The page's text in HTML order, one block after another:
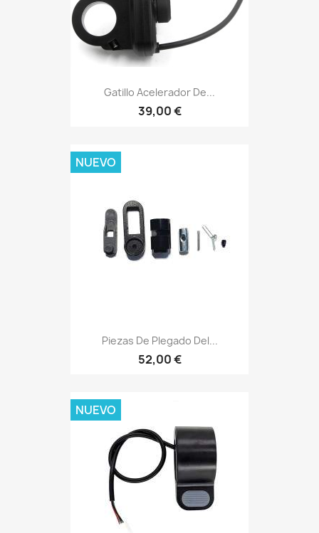
Gatillo Acelerador De...
39,00 €
Piezas De Plegado Del...
52,00 €
NUEVO
NUEVO